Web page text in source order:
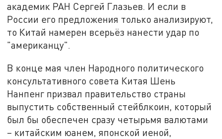
академик РАН Сергей Глазьев. И если в
России его предложения только анализируют,
то Китай намерен всерьёз нанести удар по
"американцу".
В конце мая член Народного политического
консультативного совета Китая Шень
Нанпенг призвал правительство страны
выпустить собственный стейблкоин, который
был бы обеспечен сразу четырьмя валютами
– китайским юанем, японской иеной,